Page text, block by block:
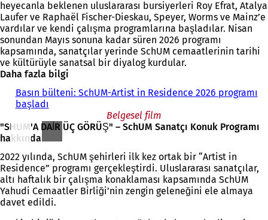
heyecanla beklenen uluslararası bursiyerleri Roy Efrat, Atalya
Laufer ve Raphaël Fischer-Dieskau, Speyer, Worms ve Mainz’e
vardılar ve kendi çalışma programlarına başladılar. Nisan
sonundan Mayıs sonuna kadar süren 2026 programı
kapsamında, sanatçılar yerinde SchUM cemaatlerinin tarihi
ve kültürüyle sanatsal bir diyalog kurdular.
Daha fazla bilgi
Basın bülteni: SchUM-Artist in Residence 2026 programı
başladı
Belgesel film
"SHUM'A DAİR ÜÇ GÖRÜŞ" – SchUM Sanatçı Konuk Programı
hakkında
2022 yılında, SchUM şehirleri ilk kez ortak bir “Artist in
Residence” programı gerçekleştirdi. Uluslararası sanatçılar,
altı haftalık bir çalışma konaklaması kapsamında SchUM
Yahudi Cemaatler Birliği’nin zengin geleneğini ele almaya
davet edildi.